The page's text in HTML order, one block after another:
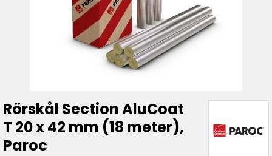
Rörskål Section AluCoat
T 20 x 42 mm (18 meter),
Paroc